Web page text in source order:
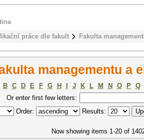
práce dle fakult Fakulta
managementu a
B C D E F G H J K L M N O P
Q
Or enter first few letters:
Order: Results:
Now showing items 1-20 of